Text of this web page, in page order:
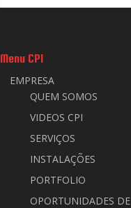
Menu CPI
EMPRESA
QUEM SOMOS
VIDEOS CPI
SERVIÇOS
INSTALAÇÕES
PORTFOLIO
OPORTUNIDADES DE